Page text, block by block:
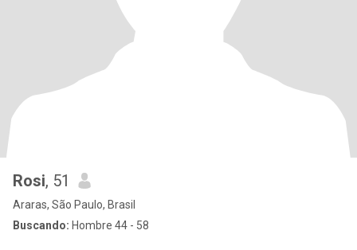
Rosi, 51
Araras, São Paulo, Brasil
Buscando: Hombre 44 - 58